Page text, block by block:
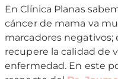
En Clínica Planas
cáncer de mama va
marcadores
recupere la calidad de
enfermedad. En este